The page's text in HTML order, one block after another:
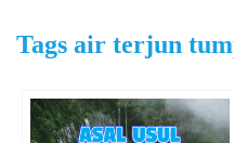
Tags air terjun